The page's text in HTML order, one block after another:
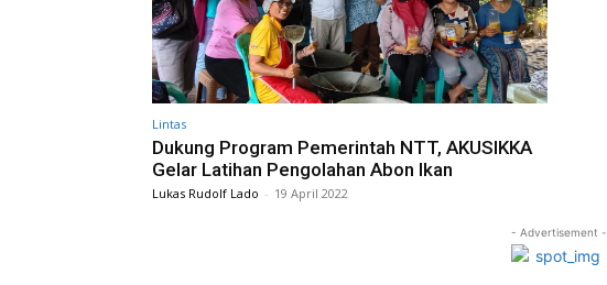
Lintas
Dukung Program Pemerintah NTT, AKUSIKKA
Gelar Latihan Pengolahan Abon Ikan
Lukas Rudolf Lado - 19 April 2022
- Advertisement -